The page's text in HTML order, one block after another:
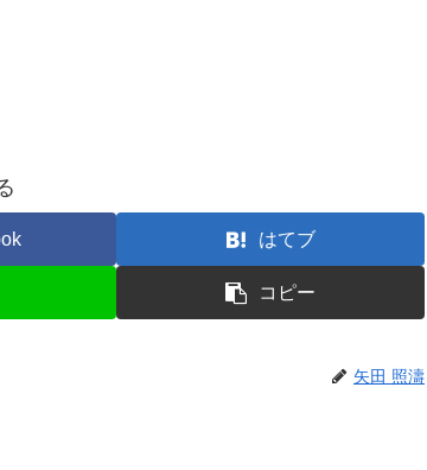
はてブ
コピー
矢田 照濤